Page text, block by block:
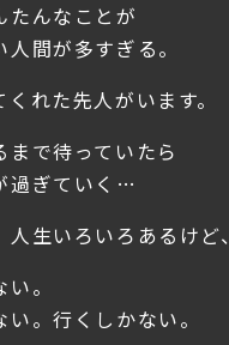
たんなことが
間が多すぎる。
れた先人がいます。
まで待っていたら
過ぎていく…
生いろいろあるけど、
。
。行くしかない。